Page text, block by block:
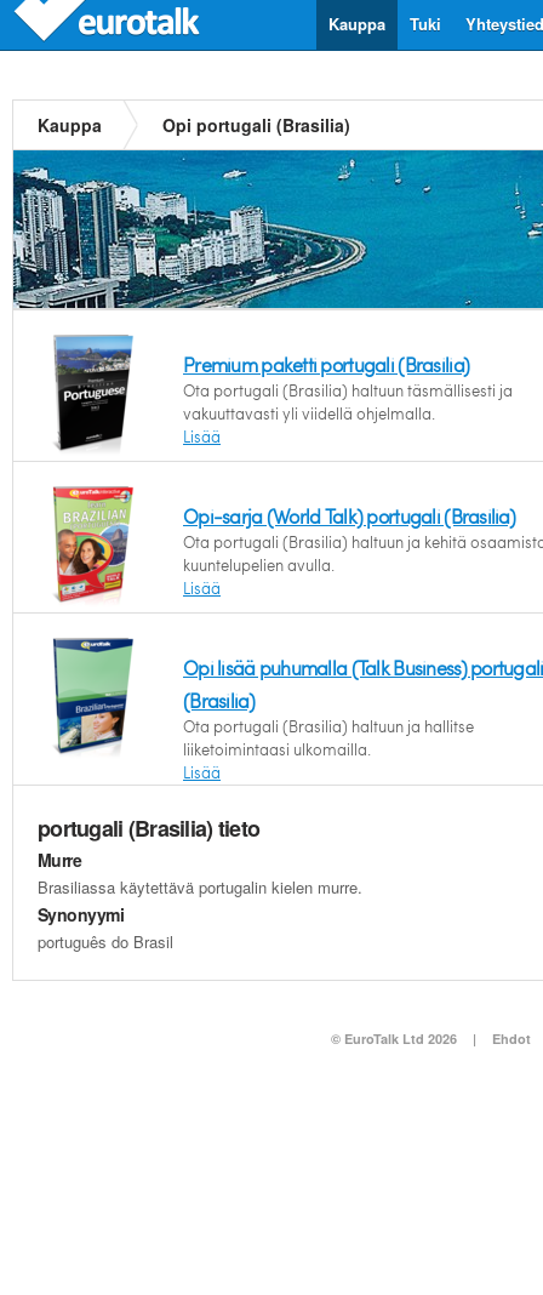
Tuki
Kauppa
Kauppa Opi portugali (Brasilia)
Premium paketti portugali (Brasilia)
Ota portugali (Brasilia) haltuun täsmällisesti ja
vakuuttavasti yli viidellä ohjelmalla.
Lisää
Opi-sarja (World Talk) portugali (Brasilia)
Ota portugali (Brasilia) haltuun ja kehitä
kuuntelupelien avulla.
Lisää
Opi lisää puhumalla (Talk Business) portugali
(Brasilia)
Ota portugali (Brasilia) haltuun ja hallitse
liiketoimintaasi ulkomailla.
Lisää
portugali (Brasilia) tieto
Murre
Brasiliassa käytettävä portugalin kielen murre.
Synonyymi
português do Brasil
© EuroTalk Ltd 2026 | Ehdot